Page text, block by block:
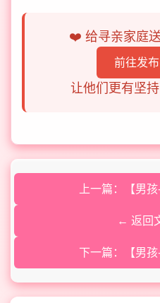
❤️ 给寻亲家庭送
前往发
让他们更有坚
上一篇：【男
← 返回
下一篇：【男